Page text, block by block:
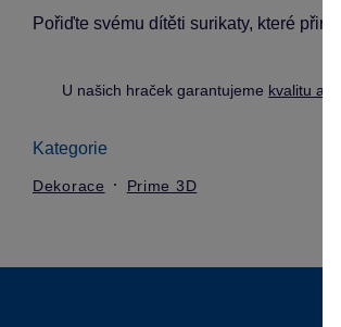
Pořiďte svému dítěti surikaty, které
U našich hraček garantujeme kvalitu a
Kategorie
Dekorace Prime 3D